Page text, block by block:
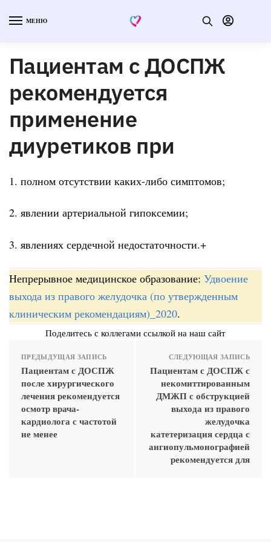
МЕНЮ
Пациентам с ДОСПЖ
рекомендуется
применение
диуретиков при
1. полном отсутствии каких-либо симптомов;
2. явлении артериальной гипоксемии;
3. явлениях сердечной недостаточности.+
Непрерывное медицинское образование: Удвоение
выхода из правого желудочка (по утвержденным
клиническим рекомендациям)_2020.
Поделитесь с коллегами ссылкой на наш сайт
ПРЕДЫДУЩАЯ ЗАПИСЬ
Пациентам с ДОСПЖ
после хирургического
лечения рекомендуется
осмотр врача-
кардиолога с частотой
не менее
СЛЕДУЮЩАЯ ЗАПИСЬ
Пациентам с ДОСПЖ с
некомиттированным
ДМЖП с обструкцией
выхода из правого
желудочка
катетеризация сердца с
ангиопульмонографией
рекомендуется для